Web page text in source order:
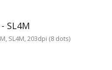
SL4M
SL4M, 203dpi (8 dots)